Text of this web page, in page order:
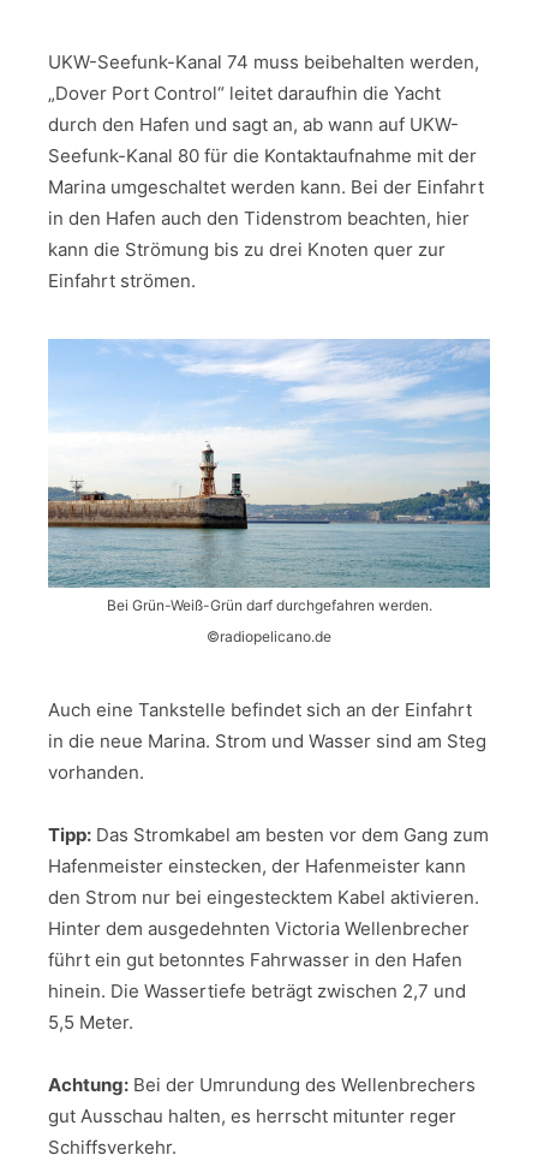
UKW-Seefunk-Kanal 74 muss beibehalten werden,
„Dover Port Control“ leitet daraufhin die Yacht
durch den Hafen und sagt an, ab wann auf UKW-
Seefunk-Kanal 80 für die Kontaktaufnahme mit der
Marina umgeschaltet werden kann. Bei der Einfahrt
in den Hafen auch den Tidenstrom beachten, hier
kann die Strömung bis zu drei Knoten quer zur
Einfahrt strömen.
Bei Grün-Weiß-Grün darf durchgefahren werden.
©radiopelicano.de
Auch eine Tankstelle befindet sich an der Einfahrt
in die neue Marina. Strom und Wasser sind am Steg
vorhanden.
Tipp: Das Stromkabel am besten vor dem Gang zum
Hafenmeister einstecken, der Hafenmeister kann
den Strom nur bei eingestecktem Kabel aktivieren.
Hinter dem ausgedehnten Victoria Wellenbrecher
führt ein gut betonntes Fahrwasser in den Hafen
hinein. Die Wassertiefe beträgt zwischen 2,7 und
5,5 Meter.
Achtung: Bei der Umrundung des Wellenbrechers
gut Ausschau halten, es herrscht mitunter reger
Schiffsverkehr.